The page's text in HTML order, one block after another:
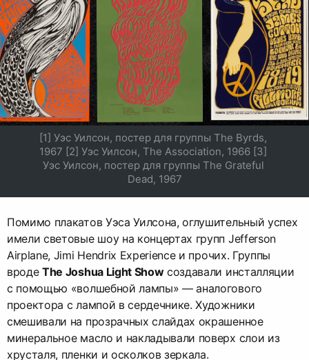
[1] Уэс Уилсон, постер для группы The Byrds,
1967 [2] Уэс Уилсон, The Association, 1966 [3]
Уэс Уилсон, постер для группы The Grateful
Dead, 1967
Помимо плакатов Уэса Уилсона, оглушительный успех
имели световые шоу на концертах групп Jefferson
Airplane, Jimi Hendrix Experience и прочих. Группы
вродеThe Joshua Light Showсоздавали инсталляции
с помощью «волшебной лампы» — аналогового
проектора с лампой в сердечнике. Художники
смешивали на прозрачных слайдах окрашенное
минеральное масло и накладывали поверх слои из
хрусталя, пленки и осколков зеркала.